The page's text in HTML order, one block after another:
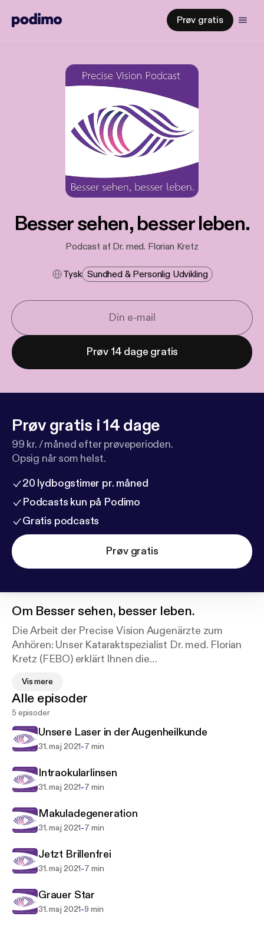
Prøv gratis
Besser sehen, besser leben.
Podcast af Dr. med. Florian Kretz
Tysk Sundhed & Personlig Udvikling
Prøv 14 dage gratis
Prøv gratis i 14 dage
99 kr. / måned efter prøveperioden.
Opsig når som helst.
20 lydbogstimer pr. måned
Podcasts kun på Podimo
Gratis podcasts
Prøv gratis
Om Besser sehen, besser leben.
Die Arbeit der Precise Vision Augenärzte zum
Anhören: Unser Kataraktspezialist Dr. med. Florian
Kretz (FEBO) erklärt Ihnen die
Augentageskliniken in Rheine, Greven, Steinfurt
und Erlangen. Erfahren Sie in weniger als zehn
Minuten je Episode alles Wissenswerte zu
individueller Behandlung und innovativen
Behandlungsmethoden durch führende
Besser sehen, besser leben. Jetzt reinhören!
Vis mere
Alle episoder
5 episoder
Unsere Laser in der Augenheilkunde
31. maj 2021-7 min
Intraokularlinsen
31. maj 2021-7 min
Makuladegeneration
31. maj 2021-7 min
Jetzt Brillenfrei
31. maj 2021-7 min
Grauer Star
31. maj 2021-9 min